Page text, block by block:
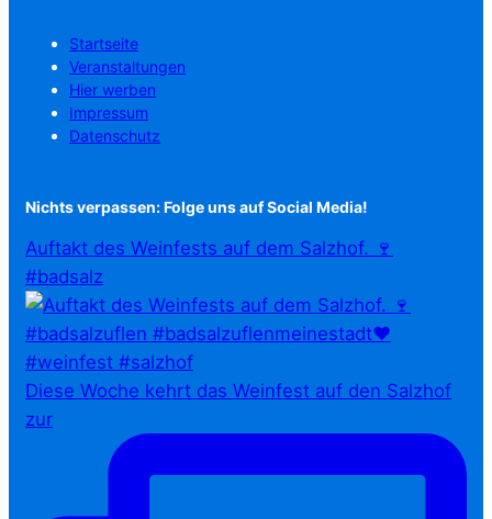
Startseite
Veranstaltungen
Hier werben
Impressum
Datenschutz
Nichts verpassen: Folge uns auf Social Media!
Auftakt des Weinfests auf dem Salzhof. 🍷
#badsalz
Diese Woche kehrt das Weinfest auf den Salzhof
zur